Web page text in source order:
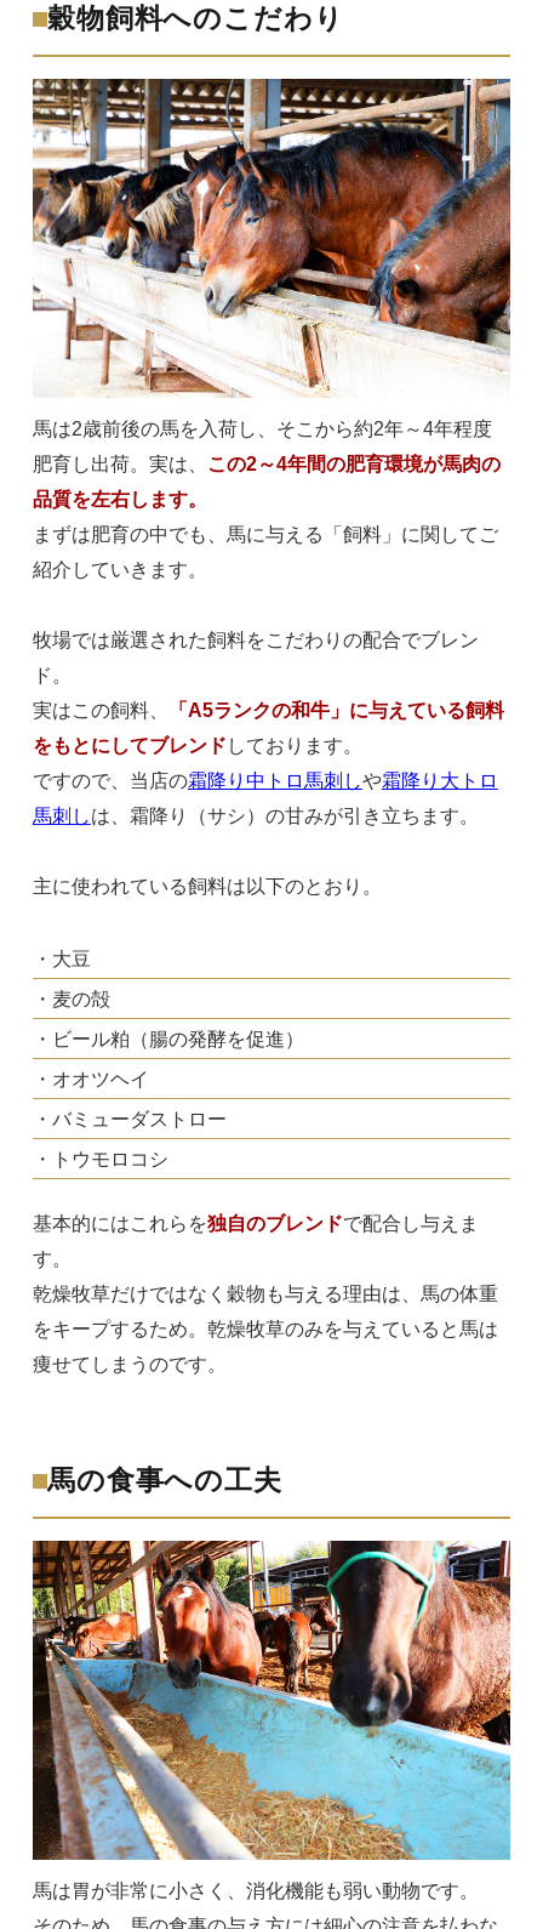
穀物飼料へのこだわり
馬は2歳前後の馬を入荷し、そこから約2年～4年程度
肥育し出荷。実は、
この2～4年間の肥育環境が馬肉の
品質を左右します。
まずは肥育の中でも、馬に与える「飼料」に関してご
紹介していきます。
牧場では厳選された飼料をこだわりの配合でブレン
ド。
実はこの飼料、
「A5ランクの和牛」に与えている飼料
をもとにしてブレンド しております。
ですので、当店の霜降り中トロ馬刺しや霜降り大トロ
馬刺し は、霜降り（サシ）の甘みが引き立ちます。
主に使われている飼料は以下のとおり。
・大豆
・麦の殻
・ビール粕（腸の発酵を促進）
・オオツヘイ
・バミューダストロー
・トウモロコシ
基本的にはこれらを独自のブレンドで配合し与えま
す。
乾燥牧草だけではなく穀物も与える理由は、馬の体重
をキープするため。乾燥牧草のみを与えていると馬は
痩せてしまうのです。
馬の食事への工夫
馬は胃が非常に小さく、消化機能も弱い動物です。